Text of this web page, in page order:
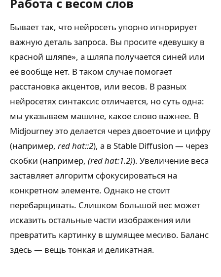
Работа с весом слов
Бывает так, что нейросеть упорно игнорирует
важную деталь запроса. Вы просите «девушку в
красной шляпе», а шляпа получается синей или
её вообще нет. В таком случае помогает
расстановка акцентов, или весов. В разных
нейросетях синтаксис отличается, но суть одна:
мы указываем машине, какое слово важнее. В
Midjourney это делается через двоеточие и цифру
(например, red hat::2), а в Stable Diffusion — через
скобки (например, (red hat:1.2)). Увеличение веса
заставляет алгоритм сфокусироваться на
конкретном элементе. Однако не стоит
перебарщивать. Слишком большой вес может
исказить остальные части изображения или
превратить картинку в шумящее месиво. Баланс
здесь — вещь тонкая и деликатная.